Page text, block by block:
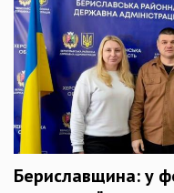
Бериславщина: у